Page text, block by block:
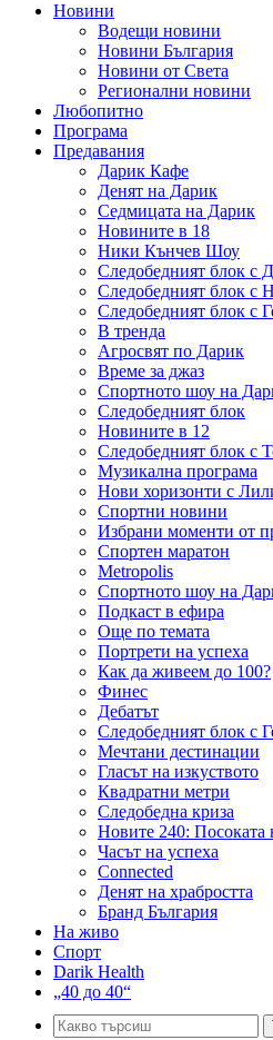
Новини
Водещи новини
Новини България
Новини от Света
Регионални новини
Любопитно
Програма
Предавания
Дарик Кафе
Денят на Дарик
Седмицата на Дарик
Новините в 18
Ники Кънчев Шоу
Следобедният блок с
Следобедният блок с
Следобедният блок с
В тренда
Агросвят по Дарик
Време за джаз
Спортното шоу на
Следобедният блок
Новините в 12
Следобедният блок с
Музикална програма
Нови хоризонти с
Спортни новини
Избрани моменти от
Спортен маратон
Metropolis
Спортното шоу на
Подкаст в ефира
Още по темата
Портрети на успеха
Как да живеем до 100?
Финес
Дебатът
Следобедният блок с
Мечтани дестинации
Гласът на изкуството
Квадратни метри
Следобедна криза
Новите 240: Посоката
Часът на успеха
Connected
Денят на храбростта
Бранд България
На живо
Спорт
Darik Health
„40 до 40“